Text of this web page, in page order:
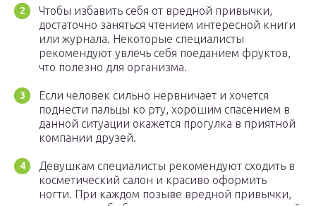
Чтобы избавить себя от вредной привычки,
достаточно заняться чтением интересной книги
или журнала. Некоторые специалисты
рекомендуют увлечь себя поеданием фруктов,
что полезно для организма.
Если человек сильно нервничает и хочется
поднести пальцы ко рту, хорошим спасением в
данной ситуации окажется прогулка в приятной
компании друзей.
Девушкам специалисты рекомендуют сходить в
косметический салон и красиво оформить
ногти. При каждом позыве вредной привычки,